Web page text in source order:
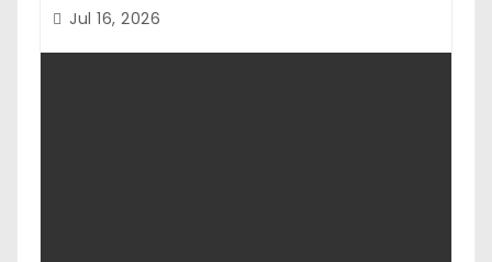
Jul 16, 2026